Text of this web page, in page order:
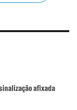
Sim
afixada